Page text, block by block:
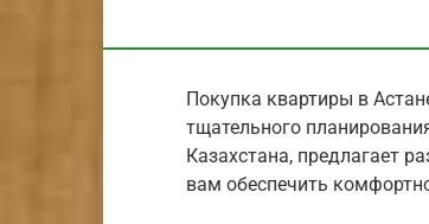
Покупка квартиры в
тщательного
Казахстана, предлагает
вам обеспечить